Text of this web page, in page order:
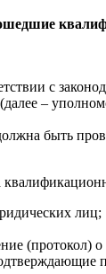
с
–
быть
лиц;
(протокол) о